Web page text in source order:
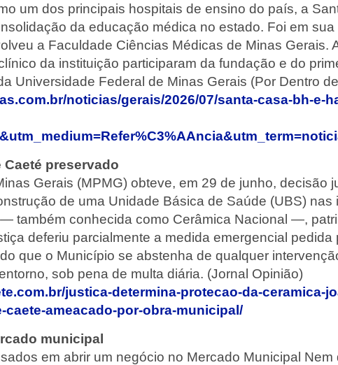
um dos principais hospitais de ensino do país, a
da educação médica no estado. Foi em
a Faculdade Ciências Médicas de Minas Gerais.
da instituição participaram da fundação e do
Universidade Federal de Minas Gerais (Por Dentro
noticias/gerais/2026/07/santa-casa-bh-e-
preservado
Gerais (MPMG) obteve, em 29 de junho, decisão
de uma Unidade Básica de Saúde (UBS) nas
também conhecida como Cerâmica Nacional —,
deferiu parcialmente a medida emergencial pedida
que o Município se abstenha de qualquer
sob pena de multa diária. (Jornal Opinião)
justica-determina-protecao-da-ceramica-
ameacado-por-obra-municipal/
municipal
em abrir um negócio no Mercado Municipal Nem